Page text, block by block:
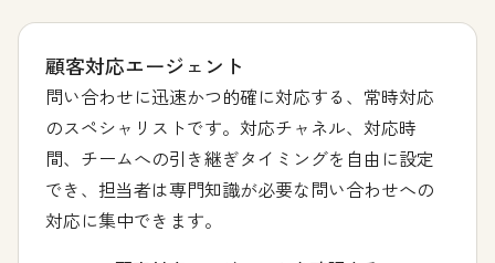
顧客対応エージェント
問い合わせに迅速かつ的確に対応する、常時対応
のスペシャリストです。対応チャネル、対応時
間、チームへの引き継ぎタイミングを自由に設定
でき、担当者は専門知識が必要な問い合わせへの
対応に集中できます。